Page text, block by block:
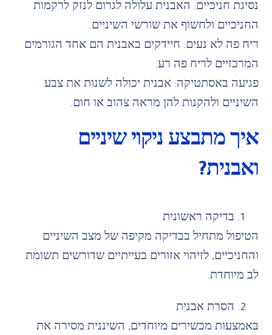
נסיגת חניכיים: האבנית עלולה לגרום לנזק לרקמות
החניכיים ולחשוף את שורשי השיניים.
ריח פה לא נעים: חיידקים באבנית הם אחד הגורמים
המרכזיים לריח פה רע.
פגיעה באסתטיקה: אבנית יכולה לשנות את צבע
השיניים ולהקנות להן מראה צהוב או חום.
איך מתבצע ניקוי שיניים
ואבנית?
בדיקה ראשונית
הטיפול מתחיל בבדיקה מקיפה של מצב השיניים
והחניכיים, לזיהוי אזורים בעייתיים שדורשים תשומת
לב מיוחדת.
הסרת אבנית
באמצעות מכשירים מיוחדים, השיננית מסירה את